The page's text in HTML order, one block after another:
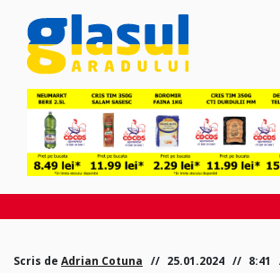
Scris de Adrian Cotuna 25.01.2024 8:41